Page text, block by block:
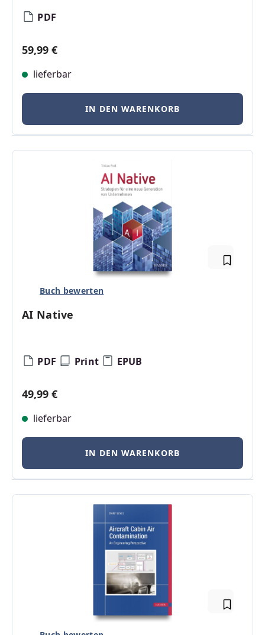
PDF
Regulärer Preis:
59,99 €
lieferbar
IN DEN WARENKORB
Buch bewerten
AI Native
PDF Print EPUB
Regulärer Preis:
49,99 €
lieferbar
IN DEN WARENKORB